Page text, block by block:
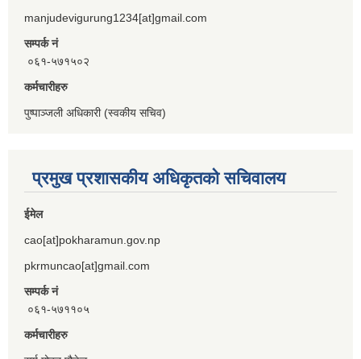
manjudevigurung1234[at]gmail.com
सम्पर्क नं
०६१-५७१५०२
कर्मचारीहरु
पुष्पाञ्जली अधिकारी (स्वकीय सचिव)
प्रमुख प्रशासकीय अधिकृतको सचिवालय
ईमेल
cao[at]pokharamun.gov.np
pkrmuncao[at]gmail.com
सम्पर्क नं
०६१-५७११०५
कर्मचारीहरु